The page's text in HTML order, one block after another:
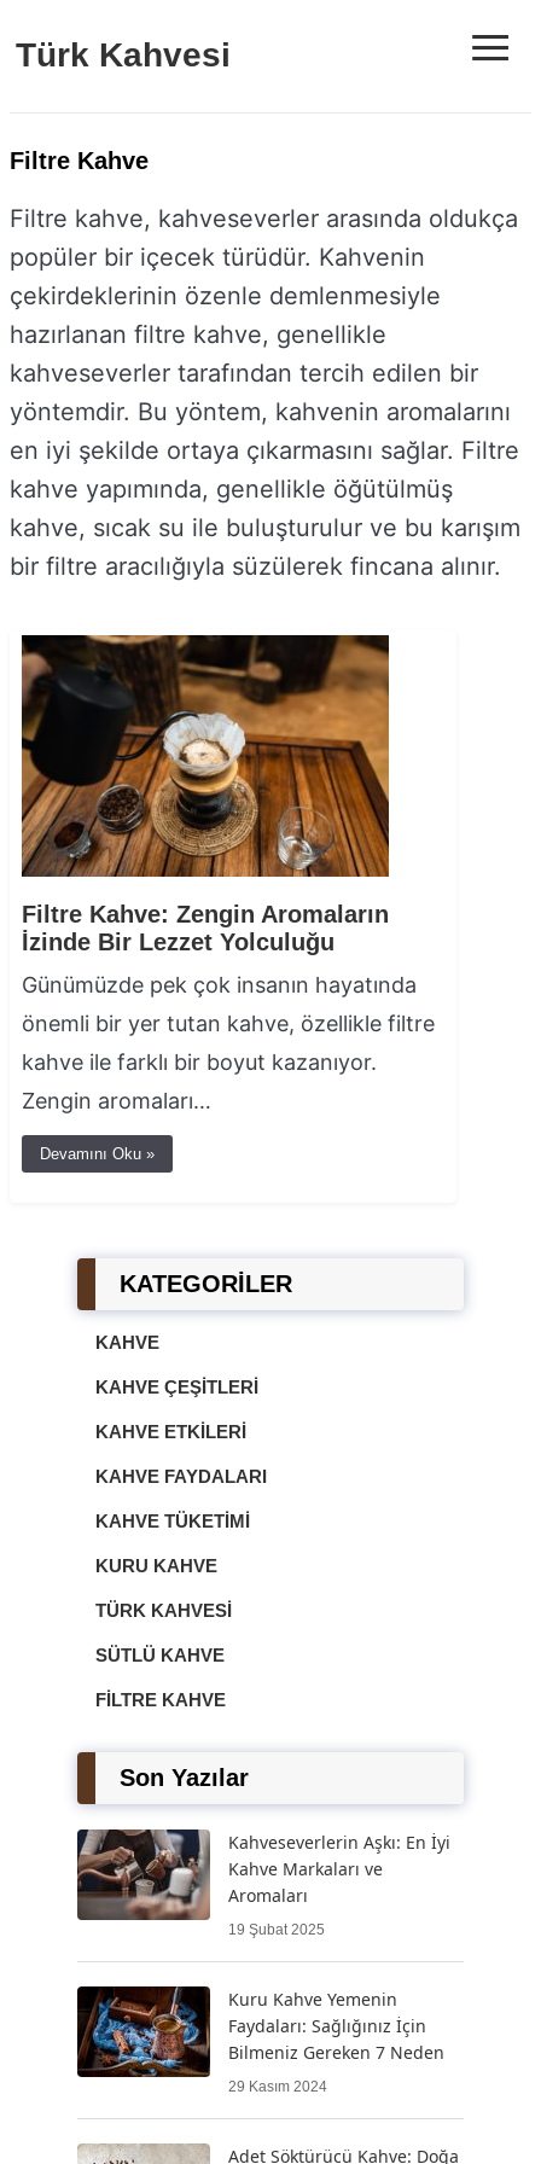
Türk Kahvesi ≡
Filtre Kahve
Filtre kahve, kahveseverler arasında oldukça
popüler bir içecek türüdür. Kahvenin
çekirdeklerinin özenle demlenmesiyle
hazırlanan filtre kahve, genellikle
kahveseverler tarafından tercih edilen bir
yöntemdir. Bu yöntem, kahvenin aromalarını
en iyi şekilde ortaya çıkarmasını sağlar. Filtre
kahve yapımında, genellikle öğütülmüş
kahve, sıcak su ile buluşturulur ve bu karışım
bir filtre aracılığıyla süzülerek fincana alınır.
Filtre Kahve: Zengin Aromaların
İzinde Bir Lezzet Yolculuğu
Günümüzde pek çok insanın hayatında
önemli bir yer tutan kahve, özellikle filtre
kahve ile farklı bir boyut kazanıyor.
Zengin aromaları…
Devamını Oku »
KATEGORİLER
KAHVE
KAHVE ÇEŞITLERI
KAHVE ETKILERI
KAHVE FAYDALARI
KAHVE TÜKETIMI
KURU KAHVE
TÜRK KAHVESI
SÜTLÜ KAHVE
FILTRE KAHVE
Son Yazılar
Kahveseverlerin Aşkı: En İyi
Kahve Markaları ve
Aromaları
19 Şubat 2025
Kuru Kahve Yemenin
Faydaları: Sağlığınız İçin
Bilmeniz Gereken 7 Neden
29 Kasım 2024
Adet Söktürücü Kahve: Doğa